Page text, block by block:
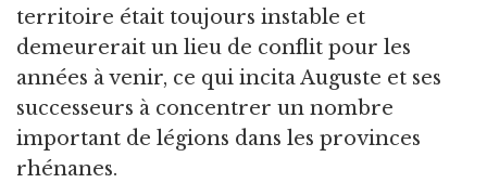
territoire était toujours instable et
demeurerait un lieu de conflit pour les
années à venir, ce qui incita Auguste et ses
successeurs à concentrer un nombre
important de légions dans les provinces
rhénanes.